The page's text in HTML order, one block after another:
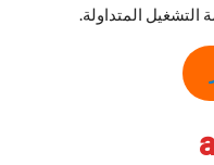
التشغيل المتداولة.